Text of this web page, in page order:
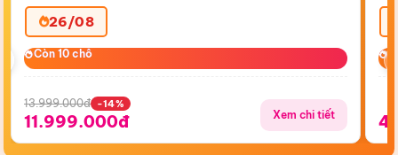
26/08
Còn 10 chỗ
Còn 10 chỗ
13.999.000đ -14%
11.999.000đ Xem chi tiết